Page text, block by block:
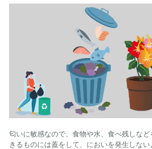
匂いに敏感なので、食物や水、食べ残しな
きるものには蓋をして、においを発生しな